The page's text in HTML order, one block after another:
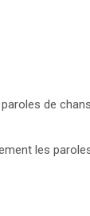
de
les